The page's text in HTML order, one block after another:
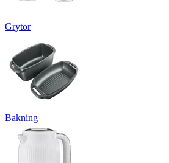
Grytor
Bakning